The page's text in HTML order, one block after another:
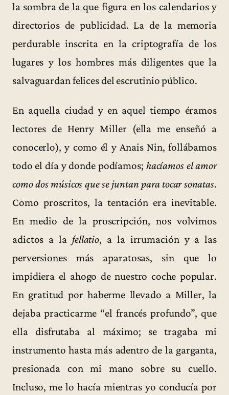
la sombra de la que figura en los calendarios y
directorios de publicidad. La de la memoria
perdurable inscrita en la criptografía de los
lugares y los hombres más diligentes que la
salvaguardan felices del escrutinio público.
En aquella ciudad y en aquel tiempo éramos
lectores de Henry Miller (ella me enseñó a
conocerlo), y como él y Anais Nin, follábamos
todo el día y donde podíamos; hacíamos el amor
como dos músicos que se juntan para tocar sonatas.
Como proscritos, la tentación era inevitable.
En medio de la proscripción, nos volvimos
adictos a la fellatio, a la irrumación y a las
perversiones más aparatosas, sin que lo
impidiera el ahogo de nuestro coche popular.
En gratitud por haberme llevado a Miller, la
dejaba practicarme “el francés profundo”, que
ella disfrutaba al máximo; se tragaba mi
instrumento hasta más adentro de la garganta,
presionada con mi mano sobre su cuello.
Incluso, me lo hacía mientras yo conducía por